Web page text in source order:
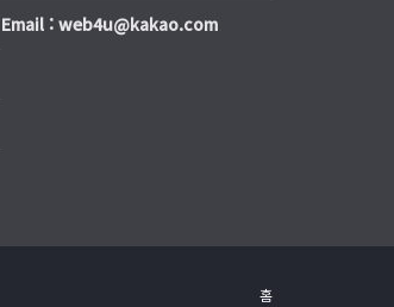
Email : web4u@kakao.com
홈